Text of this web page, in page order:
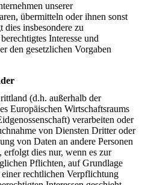
unserer
übermitteln oder ihnen sonst
insbesondere zu
Interesse und
den gesetzlichen Vorgaben
(d.h. außerhalb der
Europäischen Wirtschaftsraums
verarbeiten oder
von Diensten Dritter oder
von Daten an andere Personen
erfolgt dies nur, wenn es zur
Pflichten, auf Grundlage
rechtlichen Verpflichtung